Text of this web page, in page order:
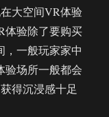
大空间VR体验
体验除了要购买
，一般玩家家中
验场所一般都会
得沉浸感十足